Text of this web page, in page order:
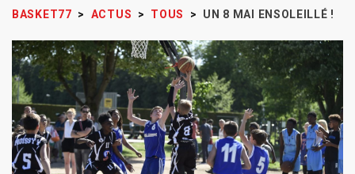
BASKET77 > ACTUS > TOUS > UN 8 MAI ENSOLEILLÉ !